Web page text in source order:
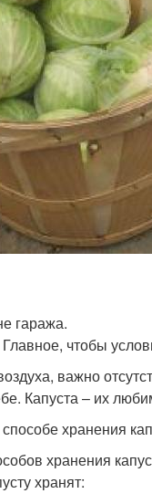
гаража.
чтобы
важно
Капуста – их
хранения
хранения
хранят: